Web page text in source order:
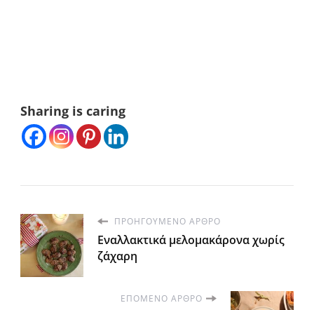
Sharing is caring
ΠΡΟΗΓΟΎΜΕΝΟ ΆΡΘΡΟ
Εναλλακτικά μελομακάρονα χωρίς
ζάχαρη
ΕΠΌΜΕΝΟ ΆΡΘΡΟ